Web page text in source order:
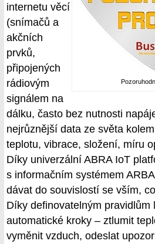
internetu věcí
(snímačů a
akčních
prvků,
připojených
rádiovým
signálem na
dálku, často bez nutnosti
nejrůznější data ze světa
teplotu, vibrace, složení, míru
Díky univerzální ABRA IoT
s informačním systémem
dávat do souvislostí se vším,
Díky definovatelným pravidlům
automatické kroky – ztlumit
vyměnit vzduch, odeslat